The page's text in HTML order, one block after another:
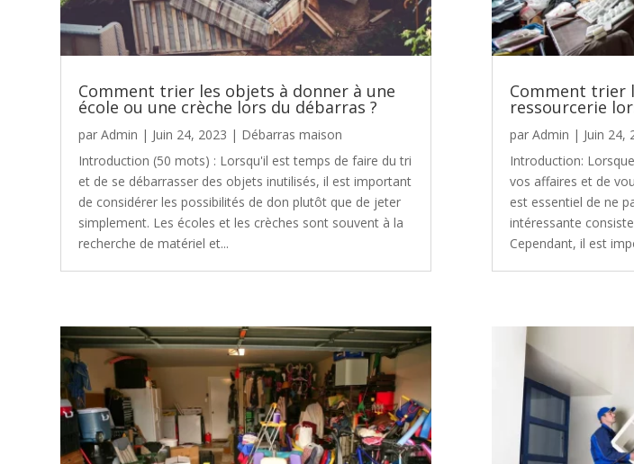
Comment trier les objets à donner à une
école ou une crèche lors du débarras ?
parAdmin | Juin 24, 2023 | Débarras maison
Introduction (50 mots) : Lorsqu'il est temps de faire du tri
et de se débarrasser des objets inutilisés, il est important
de considérer les possibilités de don plutôt que de jeter
simplement. Les écoles et les crèches sont souvent à la
recherche de matériel et...
Comment trier
ressourcerie
par Admin | Juin 24,
Introduction:
vos affaires et de
est essentiel de ne
intéressante
Cependant, il est